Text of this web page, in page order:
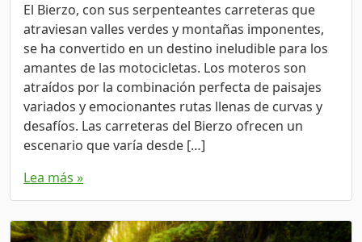
El Bierzo, con sus serpenteantes carreteras que
atraviesan valles verdes y montañas imponentes,
se ha convertido en un destino ineludible para los
amantes de las motocicletas. Los moteros son
atraídos por la combinación perfecta de paisajes
variados y emocionantes rutas llenas de curvas y
desafíos. Las carreteras del Bierzo ofrecen un
escenario que varía desde […]
Lea más »